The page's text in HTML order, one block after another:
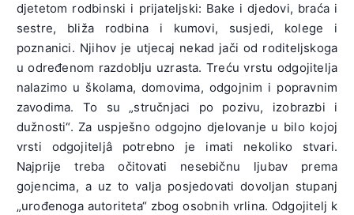
djetetom rodbinski i prijateljski: Bake i djedovi, braća i
sestre, bliža rodbina i kumovi, susjedi, kolege i
poznanici. Njihov je utjecaj nekad jači od roditeljskoga
u određenom razdoblju uzrasta. Treću vrstu odgojitelja
nalazimo u školama, domovima, odgojnim i popravnim
zavodima. To su „stručnjaci po pozivu, izobrazbi i
dužnosti“. Za uspješno odgojno djelovanje u bilo kojoj
vrsti odgojiteljâ potrebno je imati nekoliko stvari.
Najprije treba očitovati nesebičnu ljubav prema
gojencima, a uz to valja posjedovati dovoljan stupanj
„urođenoga autoriteta“ zbog osobnih vrlina. Odgojitelj k